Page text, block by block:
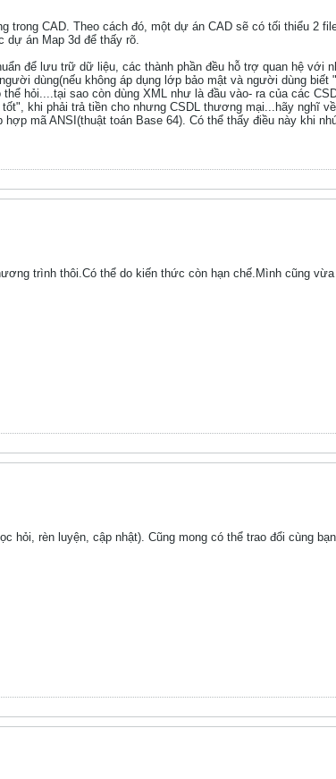
CAD. Theo cách đó, một dự án CAD sẽ có tối thiểu 2
dự án Map 3d để thấy rõ.
để lưu trữ dữ liệu, các thành phần đều hỗ trợ quan hệ với
dùng(nếu không áp dụng lớp bảo mật và người dùng biết
hỏi....tại sao còn dùng XML như là đầu vào- ra của các
khi phải trả tiền cho nhưng CSDL thương mại...hãy nghĩ
mã ANSI(thuật toán Base 64). Có thể thấy điều này khi
trình thôi.Có thể do kiến thức còn hạn chế.Mình cũng vừa
hỏi, rèn luyện, cập nhật). Cũng mong có thể trao đổi cùng